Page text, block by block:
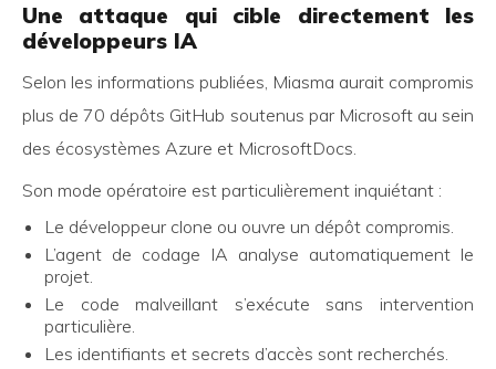
Une attaque qui cible directement les
développeurs IA
Selon les informations publiées, Miasma aurait compromis
plus de 70 dépôts GitHub soutenus par Microsoft au sein
des écosystèmes Azure et MicrosoftDocs.
Son mode opératoire est particulièrement inquiétant :
Le développeur clone ou ouvre un dépôt compromis.
L’agent de codage IA analyse automatiquement le
projet.
Le code malveillant s’exécute sans intervention
particulière.
Les identifiants et secrets d’accès sont recherchés.